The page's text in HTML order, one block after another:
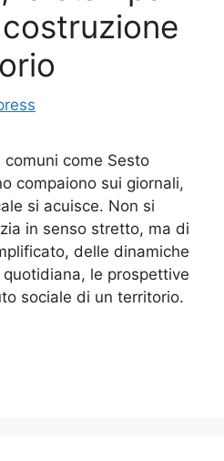
come Sesto
compaiono sui giornali,
si acuisce. Non si
in senso stretto, ma di
delle dinamiche
le prospettive
sociale di un territorio.